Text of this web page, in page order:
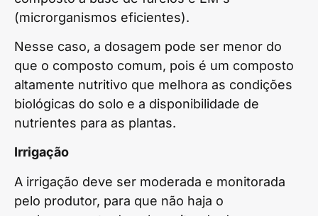
(microrganismos eficientes).
Nesse caso, a dosagem pode ser menor do
que o composto comum, pois é um composto
altamente nutritivo que melhora as condições
biológicas do solo e a disponibilidade de
nutrientes para as plantas.
Irrigação
A irrigação deve ser moderada e monitorada
pelo produtor, para que não haja o